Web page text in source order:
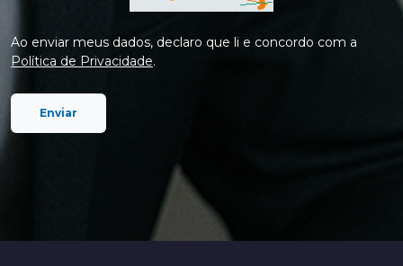
Ao enviar meus dados, declaro que li e concordo com a
Política de Privacidade.
Enviar